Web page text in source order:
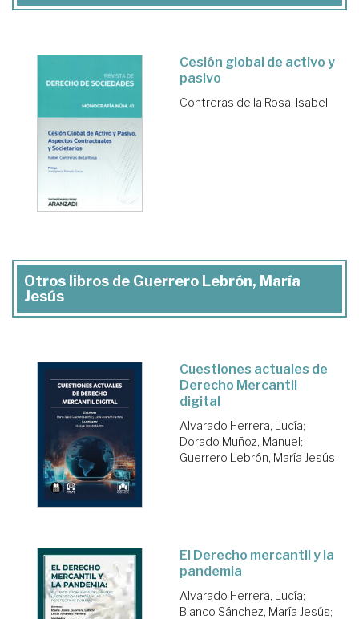
Cesión global de activo y
pasivo
Contreras de la Rosa, Isabel
Otros libros de Guerrero Lebrón, María
Jesús
Cuestiones actuales de
Derecho Mercantil
digital
Alvarado Herrera, Lucía;
Dorado Muñoz, Manuel;
Guerrero Lebrón, María Jesús
El Derecho mercantil y la
pandemia
Alvarado Herrera, Lucía;
Blanco Sánchez, María Jesús;